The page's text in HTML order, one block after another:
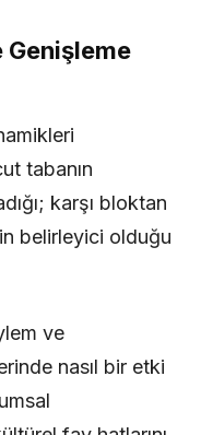
Genişleme
tabanın
karşı bloktan
belirleyici olduğu
ve
nasıl bir etki